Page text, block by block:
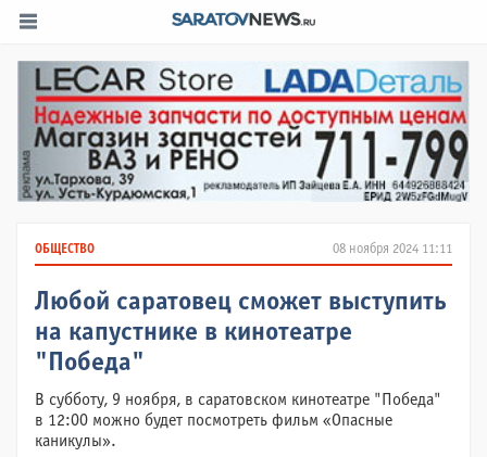
08 ноября 2024 11:11
ОБЩЕСТВО
Любой саратовец сможет выступить
на капустнике в кинотеатре
"Победа"
В субботу, 9 ноября, в саратовском кинотеатре "Победа"
в 12:00 можно будет посмотреть фильм «Опасные
каникулы».